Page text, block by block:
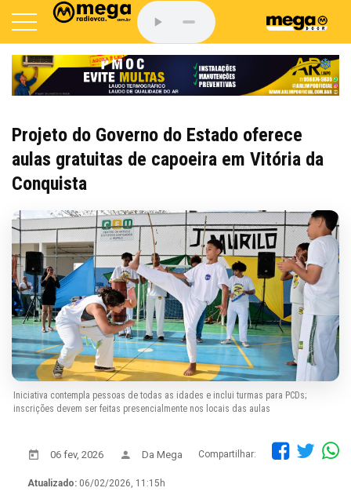
Projeto do Governo do Estado oferece
aulas gratuitas de capoeira em Vitória da
Conquista
Iniciativa contempla pessoas de todas as idades e inclui turmas para PCDs;
inscrições devem ser feitas presencialmente nos locais das aulas
06 fev, 2026 Da Mega Compartilhar:
Atualizado: 06/02/2026, 11:15h